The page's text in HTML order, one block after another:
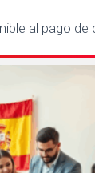
al pago